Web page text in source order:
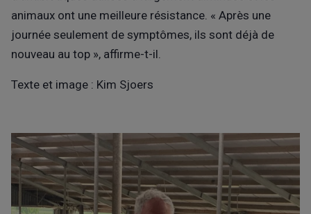
animaux ont une meilleure résistance. « Après une
journée seulement de symptômes, ils sont déjà de
nouveau au top », affirme-t-il.
Texte et image : Kim Sjoers